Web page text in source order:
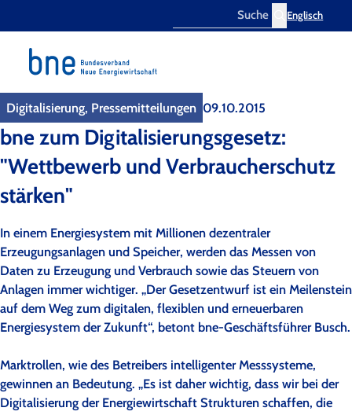
Englisch
Digitalisierung, Pressemitteilungen 09.10.2015
bne zum Digitalisierungsgesetz:
"Wettbewerb und Verbraucherschutz
stärken"
In einem Energiesystem mit Millionen dezentraler
Erzeugungsanlagen und Speicher, werden das Messen von
Daten zu Erzeugung und Verbrauch sowie das Steuern von
Anlagen immer wichtiger. „Der Gesetzentwurf ist ein Meilenstein
auf dem Weg zum digitalen, flexiblen und erneuerbaren
Energiesystem der Zukunft“, betont bne-Geschäftsführer Busch.
Marktrollen, wie des Betreibers intelligenter Messsysteme,
gewinnen an Bedeutung. „Es ist daher wichtig, dass wir bei der
Digitalisierung der Energiewirtschaft Strukturen schaffen, die